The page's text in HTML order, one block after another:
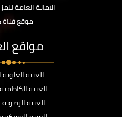
الامانة العامة
موقع قناة
مواقع
العتبة
العتبة
العتبة